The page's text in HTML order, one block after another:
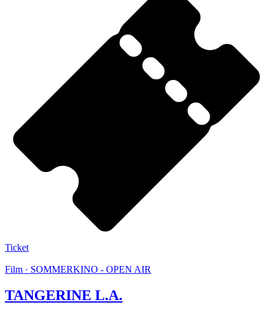
Ticket
Film · SOMMERKINO - OPEN AIR
TANGERINE L.A.